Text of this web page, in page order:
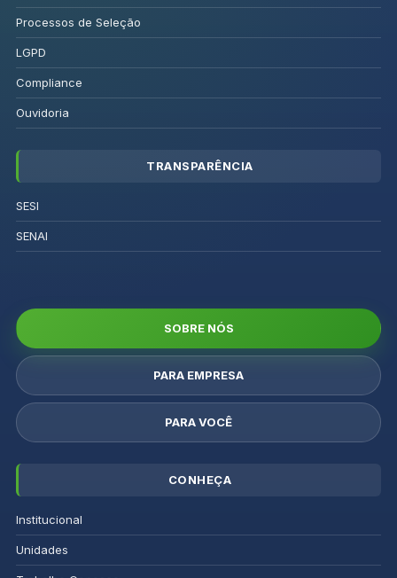
Processos de Seleção
LGPD
Compliance
Ouvidoria
TRANSPARÊNCIA
SESI
SENAI
SOBRE NÓS
PARA EMPRESA
PARA VOCÊ
CONHEÇA
Institucional
Unidades